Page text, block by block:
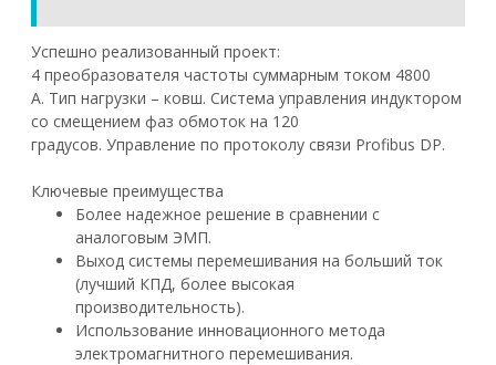
Успешно реализованный проект:
4 преобразователя частоты суммарным током 4800
А. Тип нагрузки – ковш. Система управления индуктором
со смещением фаз обмоток на 120
градусов. Управление по протоколу связи Profibus DP.
Ключевые преимущества
Более надежное решение в сравнении с
аналоговым ЭМП.
Выход системы перемешивания на больший ток
(лучший КПД, более высокая
производительность).
Использование инновационного метода
электромагнитного перемешивания.